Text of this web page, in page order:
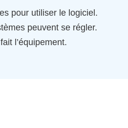
pour utiliser le logiciel.
peuvent se régler.
l’équipement.